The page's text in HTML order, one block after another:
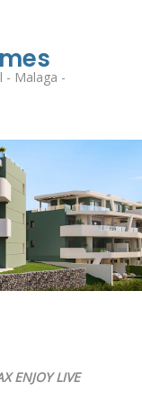
- Malaga -
ENJOY LIVE